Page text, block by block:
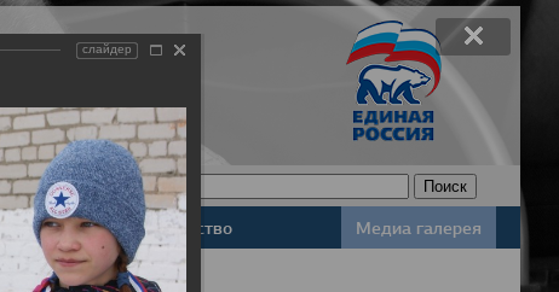
Законодательство Медиа галерея
слайдер